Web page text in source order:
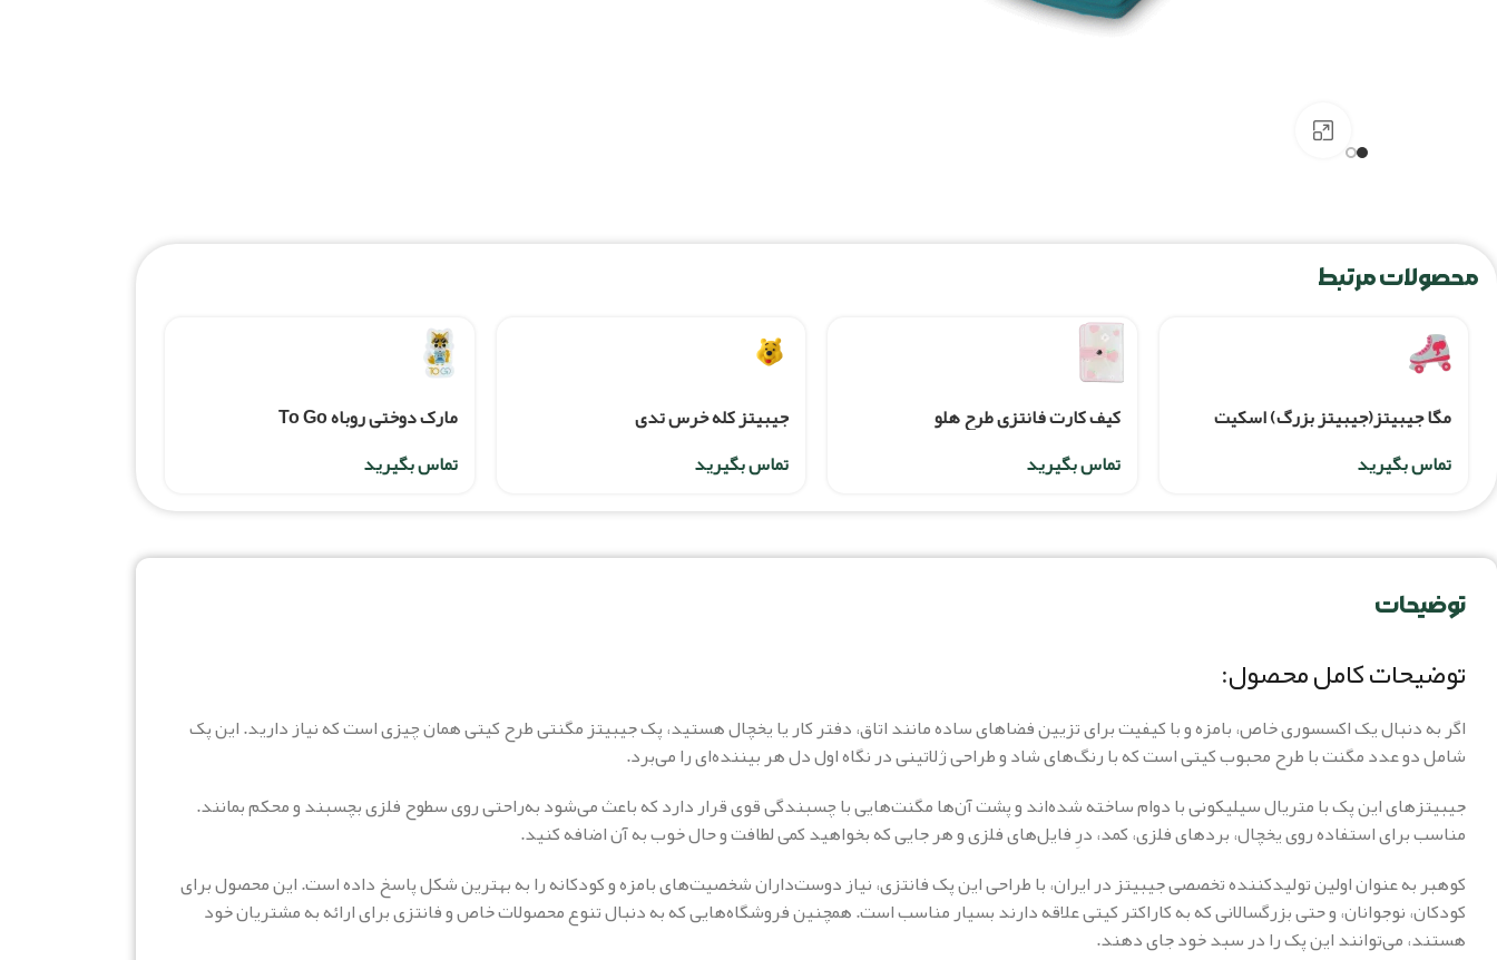
محصولات مرتبط
مگا جیبیتز(جیبیتز بزرگ) اسکیت
تماس بگیرید
کیف کارت فانتزی طرح هلو
تماس بگیرید
جیبیتز کله خرس تدی
تماس بگیرید
مارک دوختی روباه To Go
تماس بگیرید
توضیحات
توضیحات کامل محصول:
اگر به دنبال یک اکسسوری خاص، بامزه و با کیفیت برای تزیین فضاهای ساده مانند اتاق، دفتر کار یا یخچال هستید، پک جیبیتز مگنتی طرح کیتی همان چیزی است که نیاز دارید. این پک
شامل دو عدد مگنت با طرح محبوب کیتی است که با رنگ‌های شاد و طراحی ژلاتینی در نگاه اول دل هر بیننده‌ای را می‌برد.
جیبیتزهای این پک با متریال سیلیکونی با دوام ساخته شده‌اند و پشت آن‌ها مگنت‌هایی با چسبندگی قوی قرار دارد که باعث می‌شود به‌راحتی روی سطوح فلزی بچسبند و محکم بمانند.
مناسب برای استفاده روی یخچال، بردهای فلزی، کمد، درِ فایل‌های فلزی و هر جایی که بخواهید کمی لطافت و حال خوب به آن اضافه کنید.
کوهبر به عنوان اولین تولیدکننده تخصصی جیبیتز در ایران، با طراحی این پک فانتزی، نیاز دوست‌داران شخصیت‌های بامزه و کودکانه را به بهترین شکل پاسخ داده است. این محصول برای
کودکان، نوجوانان، و حتی بزرگسالانی که به کاراکتر کیتی علاقه دارند بسیار مناسب است. همچنین فروشگاه‌هایی که به دنبال تنوع محصولات خاص و فانتزی برای ارائه به مشتریان خود
هستند، می‌توانند این پک را در سبد خود جای دهند.